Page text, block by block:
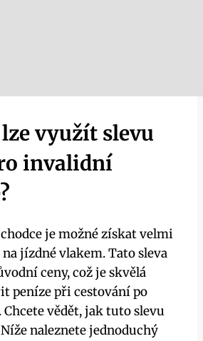
využít slevu
invalidní
je možné získat velmi
jízdné vlakem. Tato sleva
ceny, což je skvělá
peníze při cestování po
Chcete vědět, jak tuto slevu
naleznete jednoduchý